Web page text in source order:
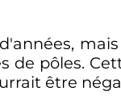
de pôles.
être